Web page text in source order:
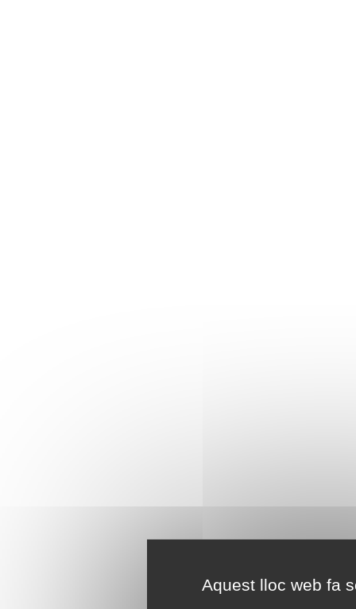
Aquest lloc web fa